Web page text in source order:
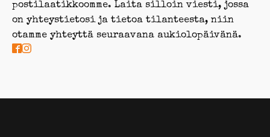
postilaatikkoomme. Laita silloin viesti, jossa
on yhteystietosi ja tietoa tilanteesta, niin
otamme yhteyttä seuraavana aukiolopäivänä.